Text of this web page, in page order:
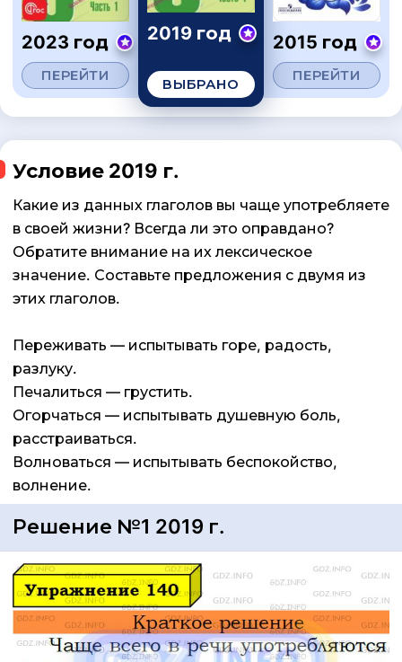
2023 год
ПЕРЕЙТИ
2019 год
ВЫБРАНО
2015 год
ПЕРЕЙТИ
Условие 2019 г.
Какие из данных глаголов вы чаще употребляете
в своей жизни? Всегда ли это оправдано?
Обратите внимание на их лексическое
значение. Составьте предложения с двумя из
этих глаголов.
Переживать — испытывать горе, радость,
разлуку.
Печалиться — грустить.
Огорчаться — испытывать душевную боль,
расстраиваться.
Волноваться — испытывать беспокойство,
волнение.
Решение №1 2019 г.